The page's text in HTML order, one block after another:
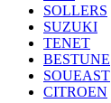
SOLLERS
SUZUKI
TENET
BESTUNE
SOUEAST
CITROEN